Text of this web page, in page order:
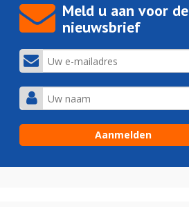
Meld u aan voor de
nieuwsbrief